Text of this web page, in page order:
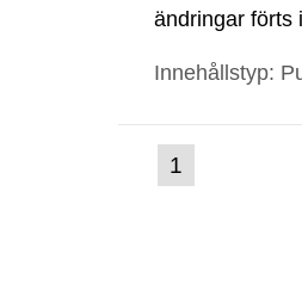
ändringar förts
Innehållstyp:
Gå
till
1